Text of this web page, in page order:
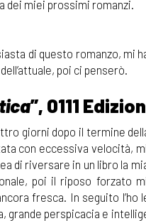
dei miei prossimi romanzi.
di questo romanzo, mi
poi ci penserò.
”, 0111
giorni dopo il termine
con eccessiva velocità,
di riversare in un libro la
poi il riposo forzato
fresca. In seguito
grande perspicacia e